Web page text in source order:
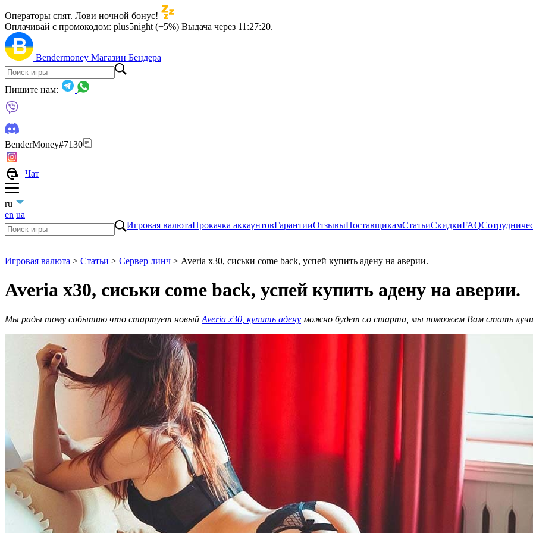
Операторы спят. Лови ночной бонус!
Оплачивай с промокодом: plus5night (+5%) Выдача через 11:27:19.
Bendermoney Магазин Бендера
Пишите нам:
BenderMoney#7130
Чат
ru
en ua
Игровая валютаПрокачка аккаунтовГарантииОтзывыПоставщикамСтатьиСкидкиFAQ
Игровая валюта > Статьи > Сервер линч > Averia x30, сиськи come back, успей купить адену на аверии.
Averia x30, сиськи come back, успей купить адену на аверии.
Мы рады тому событию что стартует новый Averia x30, купить адену можно будет со старта, мы поможем Вам стать